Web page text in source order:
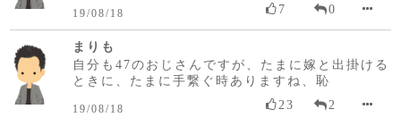
19/08/18 7 0
まりも
自分も47のおじさんですが、たまに嫁と出掛ける
ときに、たまに手繋ぐ時ありますね、恥
19/08/18 23 2